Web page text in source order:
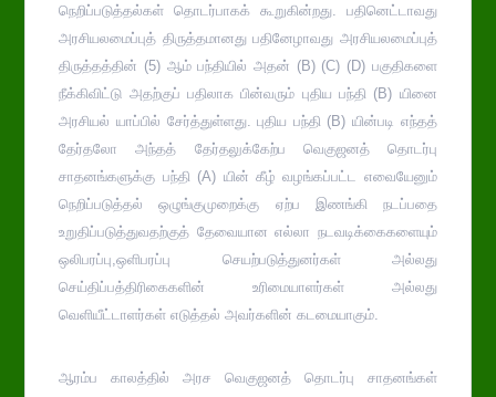
நெறிப்படுத்தல்கள் தொடர்பாகக் கூறுகின்றது. பதினெட்டாவது
அரசியலமைப்புத் திருத்தமானது பதினேழாவது அரசியலமைப்புத்
திருத்தத்தின் (5) ஆம் பந்தியில் அதன் (B) (C) (D) பகுதிகளை
நீக்கிவிட்டு அதற்குப் பதிலாக பின்வரும் புதிய பந்தி (B) யினை
அரசியல் யாப்பில் சேர்த்துள்ளது. புதிய பந்தி (B) யின்படி எந்தத்
தேர்தலோ அந்தத் தேர்தலுக்கேற்ப வெகுஜனத் தொடர்பு
சாதனங்களுக்கு பந்தி (A) யின் கீழ் வழங்கப்பட்ட எவையேனும்
நெறிப்படுத்தல் ஒழுங்குமுறைக்கு ஏற்ப இணங்கி நடப்பதை
உறுதிப்படுத்துவதற்குத் தேவையான எல்லா நடவடிக்கைகளையும்
ஒலிபரப்பு,ஒளிபரப்பு செயற்படுத்துனர்கள் அல்லது
செய்திப்பத்திரிகைகளின் உரிமையாளர்கள் அல்லது
வெளியீட்டாளர்கள் எடுத்தல் அவர்களின் கடமையாகும்.
ஆரம்ப காலத்தில் அரச வெகுஜனத் தொடர்பு சாதனங்கள்